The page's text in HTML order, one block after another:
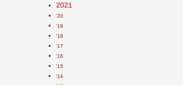
2021
'20
'19
'18
'17
'16
'15
'14